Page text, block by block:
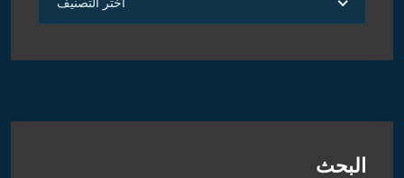
الروحانية
الفلكية
البحث